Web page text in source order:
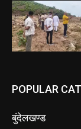
POPULAR
बुंदेलखण्ड